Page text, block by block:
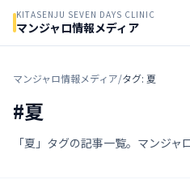
KITASENJU SEVEN DAYS CLINIC
マンジャロ情報メディア
マンジャロ情報メディア/タグ: 夏
#夏
「夏」タグの記事一覧。マンジャ